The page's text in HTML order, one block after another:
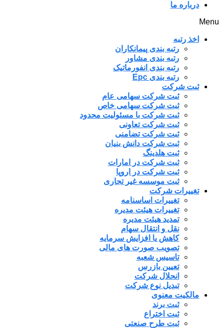
درباره ما
Menu
اخذ رتبه
رتبه بندی پیمانکاران
رتبه بندی مشاور
رتبه بندی انفورماتیک
رتبه بندی Epc
ثبت شرکت
ثبت شرکت سهامی عام
ثبت شرکت سهامی خاص
ثبت شرکت با مسئولیت محدود
ثبت شرکت تعاونی
ثبت شرکت تضامنی
ثبت شرکت دانش بنیان
ثبت هلدینگ
ثبت شرکت در امارات
ثبت شرکت در اروپا
ثبت موسسه غیر تجاری
تغییرات شرکت
تغییرات اساسنامه
تغییرات هیئت مدیره
تمدید هیئت مدیره
نقل و انتقال سهام
کاهش یا افزایش سرمایه
تصویب صورت های مالی
تاسیس شعبه
تعیین بازرس
انحلال شرکت
تبدیل نوع شرکت
مالکیت معنوی
ثبت برند
ثبت اختراع
ثبت طرح صنعتی